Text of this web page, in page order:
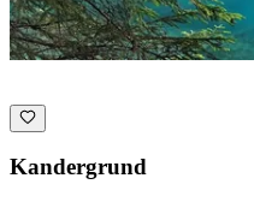
Kandergrund